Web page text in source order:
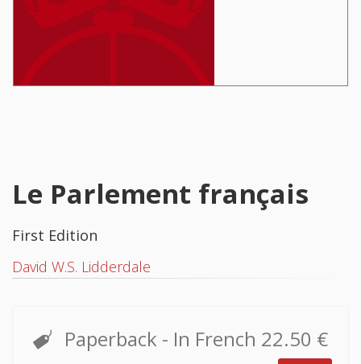
Le Parlement français
First Edition
David W.S. Lidderdale
Paperback - In French 22.50 €